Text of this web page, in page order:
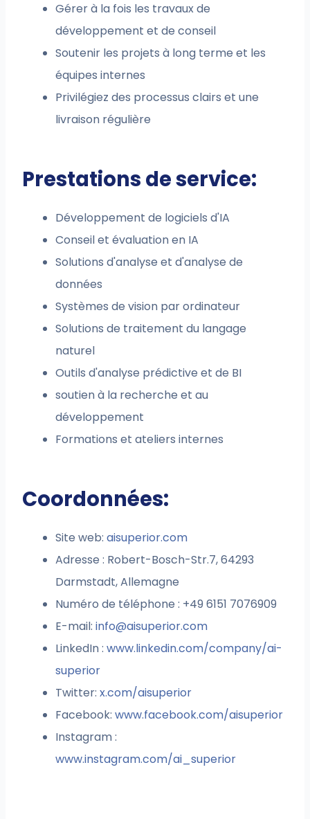
Gérer à la fois les travaux de
développement et de conseil
Soutenir les projets à long terme et les
équipes internes
Privilégiez des processus clairs et une
livraison régulière
Prestations de service:
Développement de logiciels d'IA
Conseil et évaluation en IA
Solutions d'analyse et d'analyse de
données
Systèmes de vision par ordinateur
Solutions de traitement du langage
naturel
Outils d'analyse prédictive et de BI
soutien à la recherche et au
développement
Formations et ateliers internes
Coordonnées:
Site web:aisuperior.com
Adresse : Robert-Bosch-Str.7, 64293
Darmstadt, Allemagne
Numéro de téléphone : +49 6151 7076909
E-mail:info@aisuperior.com
LinkedIn :www.linkedin.com/company/ai-
superior
Twitter:x.com/aisuperior
Facebook:www.facebook.com/aisuperior
Instagram :
www.instagram.com/ai_superior